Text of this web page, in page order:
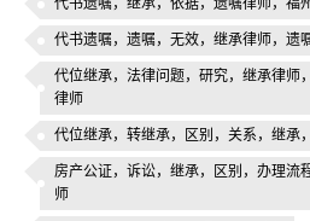
代书遗嘱，继承，依据，遗嘱律师，福
代书遗嘱，遗嘱，无效，继承律师，遗
代位继承，法律问题，研究，继承律师
律师
代位继承，转继承，区别，关系，继承
房产公证，诉讼，继承，区别，办理流
师